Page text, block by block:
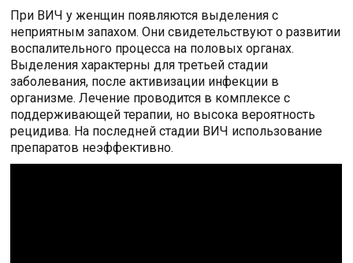
При ВИЧ у женщин появляются выделения с
неприятным запахом. Они свидетельствуют о развитии
воспалительного процесса на половых органах.
Выделения характерны для третьей стадии
заболевания, после активизации инфекции в
организме. Лечение проводится в комплексе с
поддерживающей терапии, но высока вероятность
рецидива. На последней стадии ВИЧ использование
препаратов неэффективно.